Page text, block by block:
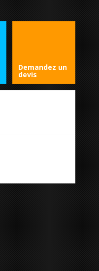
Demandez un
devis